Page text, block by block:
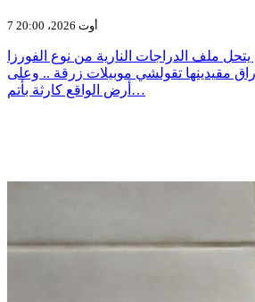
7 أوت 2026، 20:00
ملف الدراجات النارية من نوع الفورزا
مقيدينها تقولشي موبيلات زرقة .. وعلى
أرض الواقع كارثة بأتم…